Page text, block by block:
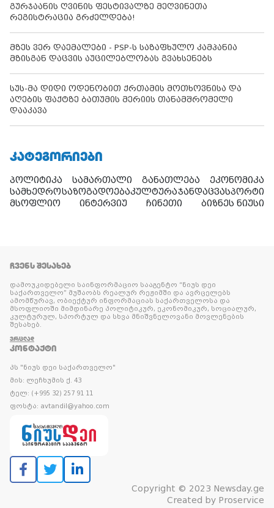
გურჯაანის ღვინის ფესტივალზე მეღვინეთა
რეგისტრაცია გრძელდება!
მზეს ვერ დაემალები - PSP-ს საზაფხულო კამპანია
მზისგან დაცვის აუცილებლობას გვახსენებს
სუს-მა დიდი ოდენობით ქრთამის მოთხოვნისა და
აღების ფაქტზე ბათუმის მერიის თანამშრომელი
დააკავა
ᲙᲐᲢᲔᲒᲝᲠᲘᲔᲑᲘ
პოლიტიკა სამართალი განათლება
ეკონომიკა
სამხედროსაზოგადოებაკულტურაჯანდაცვასპორტი
მსოფლიო
ინტერვიუ ჩინეთი ბიზნეს ნიუსი
ᲩᲕᲔᲜᲡ ᲨᲔᲡᲐᲮᲔᲑ
დამოუკიდებელი საინფორმაციო სააგენტო “ნიუს დეი
საქართველო” მუშაობს რეალურ რეჟიმში და ავრცელებს
ამომწურავ, ობიექტურ ინფორმაციას საქართველოსა და
მსოფლიოში მიმდინარე პოლიტიკურ, ეკონომიკურ, სოციალურ,
კულტურულ, სპორტულ და სხვა მნიშვნელოვანი მოვლენების
შესახებ.
ᲕᲠᲪᲚᲐᲓ
ᲙᲝᲜᲢᲐᲥᲢᲘ
პს "ნიუს დეი საქართველო"
მის: ლეჩხუმის ქ. 43
ტელ: (+995 32) 257 91 11
ფოსტა: avtandil@yahoo.com
Copyright © 2023 Newsday.ge
Created by Proservice